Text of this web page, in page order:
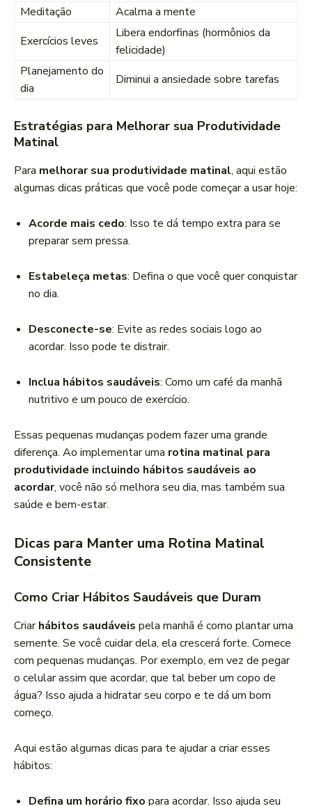
Meditação
Acalma a mente
Exercícios leves
Libera endorfinas (hormônios da
felicidade)
Planejamento do
dia
Diminui a ansiedade sobre tarefas
Estratégias para Melhorar sua Produtividade
Matinal
Para melhorar sua produtividade matinal, aqui estão
algumas dicas práticas que você pode começar a usar hoje:
Acorde mais cedo: Isso te dá tempo extra para se
preparar sem pressa.
Estabeleça metas: Defina o que você quer conquistar
no dia.
Desconecte-se: Evite as redes sociais logo ao
acordar. Isso pode te distrair.
Inclua hábitos saudáveis: Como um café da manhã
nutritivo e um pouco de exercício.
Essas pequenas mudanças podem fazer uma grande
diferença. Ao implementar uma rotina matinal para
produtividade incluindo hábitos saudáveis ao
acordar, você não só melhora seu dia, mas também sua
saúde e bem-estar.
Dicas para Manter uma Rotina Matinal
Consistente
Como Criar Hábitos Saudáveis que Duram
Criarhábitos saudáveis pela manhã é como plantar uma
semente. Se você cuidar dela, ela crescerá forte. Comece
com pequenas mudanças. Por exemplo, em vez de pegar
o celular assim que acordar, que tal beber um copo de
água? Isso ajuda a hidratar seu corpo e te dá um bom
começo.
Aqui estão algumas dicas para te ajudar a criar esses
hábitos:
Defina um horário fixo para acordar. Isso ajuda seu